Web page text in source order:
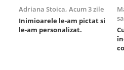
Adriana Stoica, Acum 3 zile
Inimioarele le-am pictat si
le-am personalizat.